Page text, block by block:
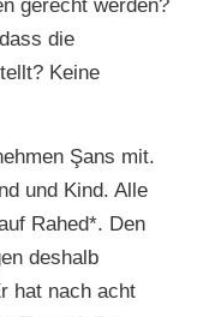
gerecht werden?
die
Keine
Şans mit.
und Kind. Alle
Rahed*. Den
deshalb
hat nach acht